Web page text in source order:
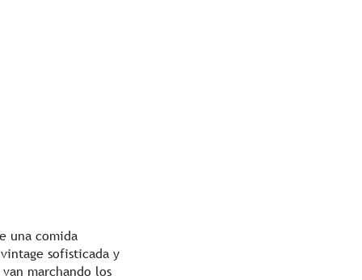
una comida
sofisticada y
marchando los